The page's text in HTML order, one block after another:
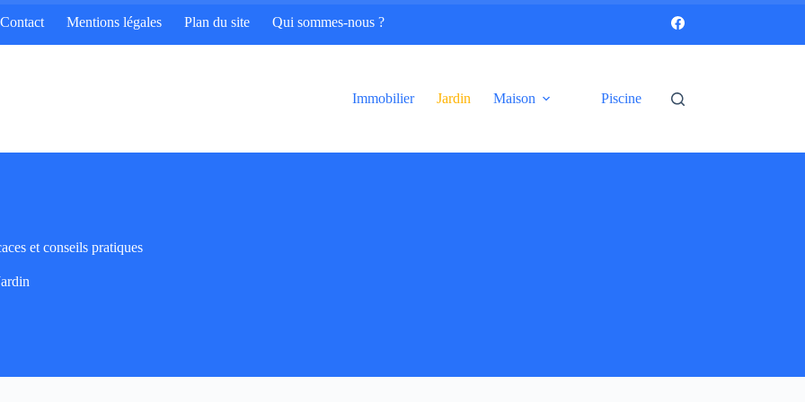
Contact Mentions légales Plan du site Qui sommes-nous ?
Immobilier Jardin Maison Piscine
et conseils pratiques